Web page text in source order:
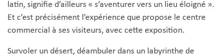
latin, signifie d’ailleurs « s’aventurer vers un lieu éloigné ».
Et c’est précisément l’expérience que propose le centre
commercial à ses visiteurs, avec cette exposition.
Survoler un désert, déambuler dans un labyrinthe de